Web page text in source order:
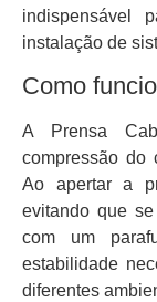
indispensável
instalação de
Como
A Prensa
compressão do
Ao apertar a
evitando que
com um
estabilidade
diferentes